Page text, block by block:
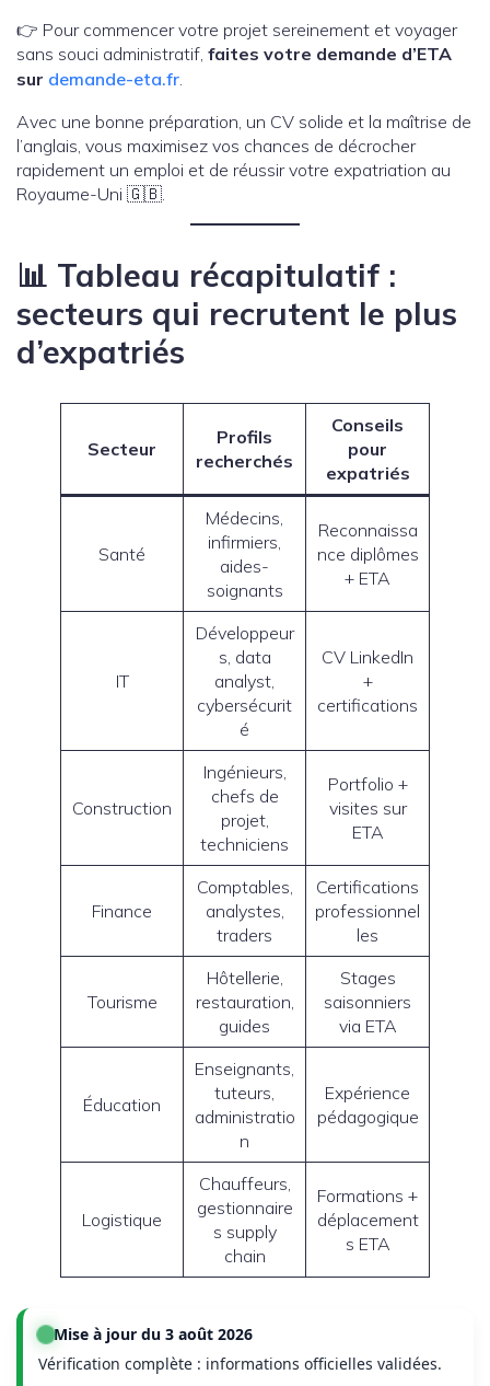
👉 Pour commencer votre projet sereinement et voyager
sans souci administratif, faites votre demande d’ETA
sur demande-eta.fr
Avec une bonne préparation, un CV solide et la maîtrise de
l’anglais, vous maximisez vos chances de décrocher
rapidement un emploi et de réussir votre expatriation au
Royaume-Uni 🇬🇧.
📊 Tableau récapitulatif :
secteurs qui recrutent le plus
d’expatriés
Secteur
Profils
recherchés
Conseils
pour
expatriés
Santé
Médecins,
infirmiers,
aides-
soignants
Reconnaissa
nce diplômes
+ ETA
IT
Développeur
s, data
analyst,
cybersécurit
é
CV LinkedIn
+
certifications
Construction
Ingénieurs,
chefs de
projet,
techniciens
Portfolio +
visites sur
ETA
Finance
Comptables,
analystes,
traders
Certifications
professionnel
les
Tourisme
Hôtellerie,
restauration,
guides
Stages
saisonniers
via ETA
Éducation
Enseignants,
tuteurs,
administratio
n
Expérience
pédagogique
Logistique
Chauffeurs,
gestionnaire
s supply
chain
Formations +
déplacement
s ETA
Mise à jour du 3 août 2026
Vérification complète : informations officielles validées.